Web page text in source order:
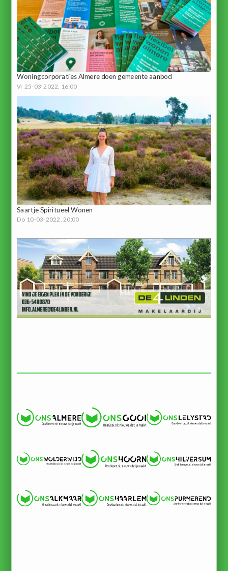
Woningcorporaties Almere doen gemeente aanbod
Vr 25-03-2022, 16:00
Saartje Spiritueel Wonen
Do 10-03-2022, 20:00